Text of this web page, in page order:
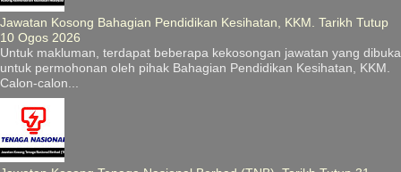
Jawatan Kosong Bahagian Pendidikan Kesihatan, KKM. Tarikh Tutup
10 Ogos 2026
Untuk makluman, terdapat beberapa kekosongan jawatan yang dibuka
untuk permohonan oleh pihak Bahagian Pendidikan Kesihatan, KKM.
Calon-calon...